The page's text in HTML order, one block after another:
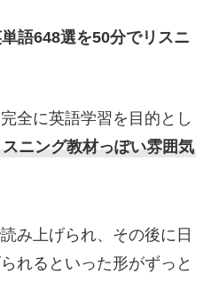
語648選を50分でリスニ
全に英語学習を目的とし
ニング教材っぽい雰囲気
み上げられ、その後に日
れるといった形がずっと